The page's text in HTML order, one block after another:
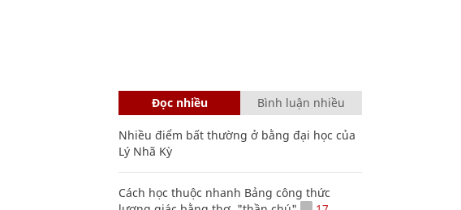
Đọc nhiều Bình luận nhiều
Nhiều điểm bất thường ở bằng đại học của
Lý Nhã Kỳ
Cách học thuộc nhanh Bảng công thức